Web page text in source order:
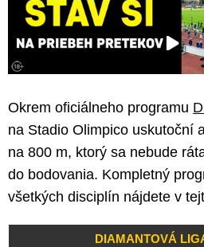
Okrem oficiálneho programu
na Stadio Olimpico uskutoční
na 800 m, ktorý sa nebude
do bodovania. Kompletný
všetkých disciplín nájdete v
DIAMANTOVÁ